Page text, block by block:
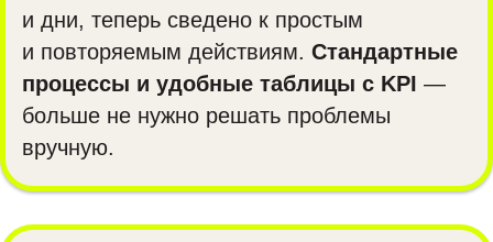
и дни, теперь сведено к простым
и повторяемым действиям. Стандартные
процессы и удобные таблицы с KPI —
больше не нужно решать проблемы
вручную.